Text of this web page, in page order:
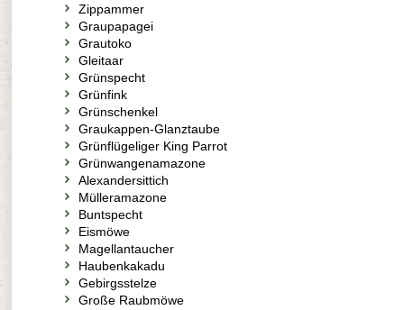
Zippammer
Graupapagei
Grautoko
Gleitaar
Grünspecht
Grünfink
Grünschenkel
Graukappen-Glanztaube
Grünflügeliger King Parrot
Grünwangenamazone
Alexandersittich
Mülleramazone
Buntspecht
Eismöwe
Magellantaucher
Haubenkakadu
Gebirgsstelze
Große Raubmöwe